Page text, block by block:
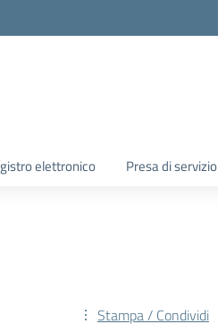
elettronico Presa di servizio
Stampa / Condividi